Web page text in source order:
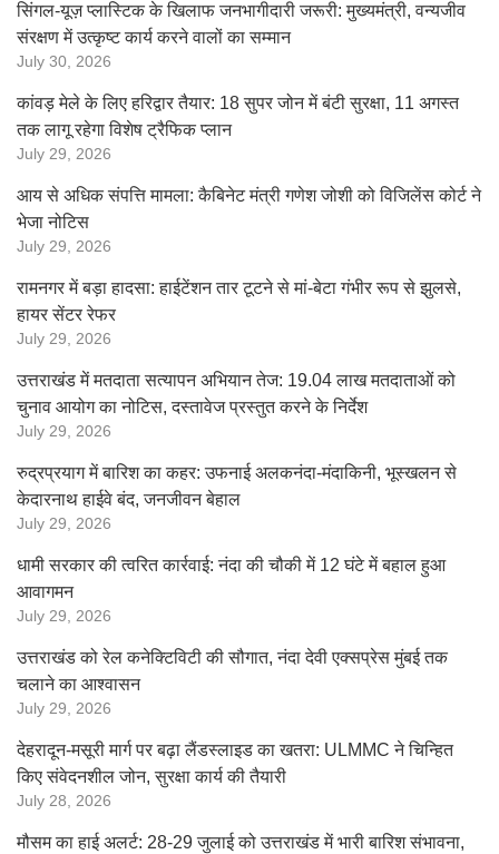
सिंगल-यूज़ प्लास्टिक के खिलाफ जनभागीदारी जरूरी: मुख्यमंत्री, वन्यजीव
संरक्षण में उत्कृष्ट कार्य करने वालों का सम्मान
July 30, 2026
कांवड़ मेले के लिए हरिद्वार तैयार: 18 सुपर जोन में बंटी सुरक्षा, 11 अगस्त
तक लागू रहेगा विशेष ट्रैफिक प्लान
July 29, 2026
आय से अधिक संपत्ति मामला: कैबिनेट मंत्री गणेश जोशी को विजिलेंस कोर्ट ने
भेजा नोटिस
July 29, 2026
रामनगर में बड़ा हादसा: हाईटेंशन तार टूटने से मां-बेटा गंभीर रूप से झुलसे,
हायर सेंटर रेफर
July 29, 2026
उत्तराखंड में मतदाता सत्यापन अभियान तेज: 19.04 लाख मतदाताओं को
चुनाव आयोग का नोटिस, दस्तावेज प्रस्तुत करने के निर्देश
July 29, 2026
रुद्रप्रयाग में बारिश का कहर: उफनाई अलकनंदा-मंदाकिनी, भूस्खलन से
केदारनाथ हाईवे बंद, जनजीवन बेहाल
July 29, 2026
धामी सरकार की त्वरित कार्रवाई: नंदा की चौकी में 12 घंटे में बहाल हुआ
आवागमन
July 29, 2026
उत्तराखंड को रेल कनेक्टिविटी की सौगात, नंदा देवी एक्सप्रेस मुंबई तक
चलाने का आश्वासन
July 29, 2026
देहरादून-मसूरी मार्ग पर बढ़ा लैंडस्लाइड का खतरा: ULMMC ने चिन्हित
किए संवेदनशील जोन, सुरक्षा कार्य की तैयारी
July 28, 2026
मौसम का हाई अलर्ट: 28-29 जुलाई को उत्तराखंड में भारी बारिश संभावना,